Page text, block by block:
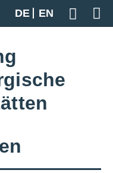
DE
EN
Geben
Gesamtübersicht